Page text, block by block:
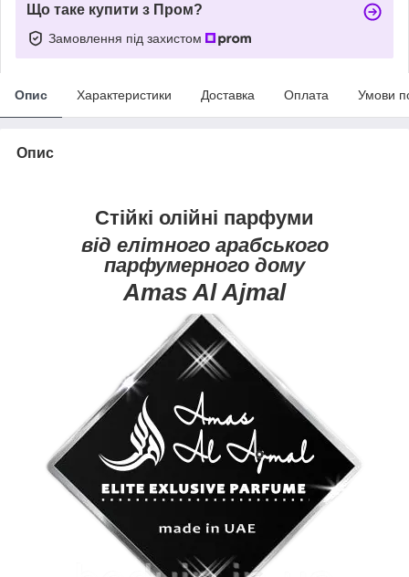
Що таке купити з Пром?
Замовлення під захистом
Опис Характеристики Доставка Оплата Умови
Опис
Стійкі олійні парфуми
від елітного арабського
парфумерного дому
Amas Al Ajmal